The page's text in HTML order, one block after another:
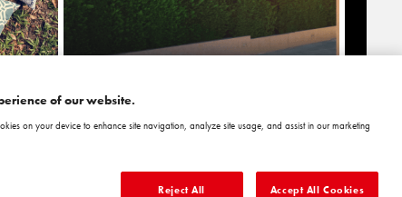
of our website.
on your device to enhance site navigation, analyze site usage, and assist in our marketing
Reject All Accept All Cookies